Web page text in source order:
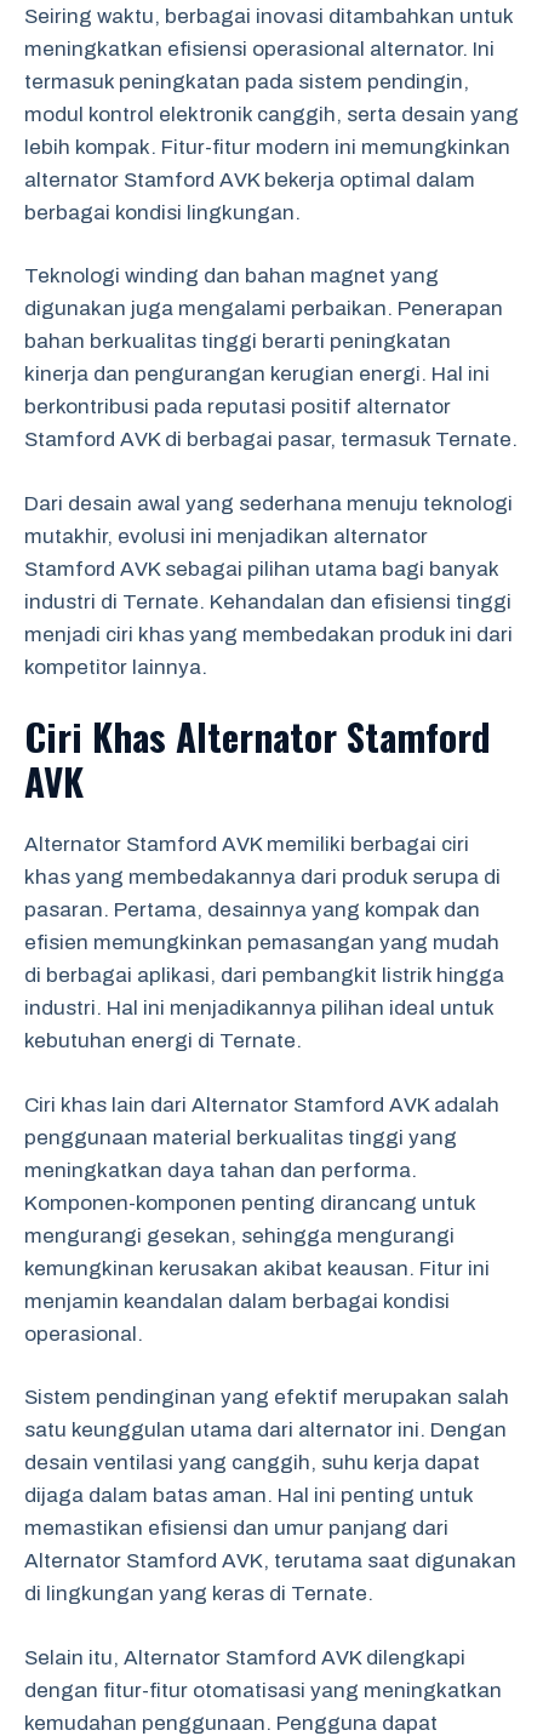
Seiring waktu, berbagai inovasi ditambahkan untuk
meningkatkan efisiensi operasional alternator. Ini
termasuk peningkatan pada sistem pendingin,
modul kontrol elektronik canggih, serta desain yang
lebih kompak. Fitur-fitur modern ini memungkinkan
alternator Stamford AVK bekerja optimal dalam
berbagai kondisi lingkungan.
Teknologi winding dan bahan magnet yang
digunakan juga mengalami perbaikan. Penerapan
bahan berkualitas tinggi berarti peningkatan
kinerja dan pengurangan kerugian energi. Hal ini
berkontribusi pada reputasi positif alternator
Stamford AVK di berbagai pasar, termasuk Ternate.
Dari desain awal yang sederhana menuju teknologi
mutakhir, evolusi ini menjadikan alternator
Stamford AVK sebagai pilihan utama bagi banyak
industri di Ternate. Kehandalan dan efisiensi tinggi
menjadi ciri khas yang membedakan produk ini dari
kompetitor lainnya.
Ciri Khas Alternator Stamford
AVK
Alternator Stamford AVK memiliki berbagai ciri
khas yang membedakannya dari produk serupa di
pasaran. Pertama, desainnya yang kompak dan
efisien memungkinkan pemasangan yang mudah
di berbagai aplikasi, dari pembangkit listrik hingga
industri. Hal ini menjadikannya pilihan ideal untuk
kebutuhan energi di Ternate.
Ciri khas lain dari Alternator Stamford AVK adalah
penggunaan material berkualitas tinggi yang
meningkatkan daya tahan dan performa.
Komponen-komponen penting dirancang untuk
mengurangi gesekan, sehingga mengurangi
kemungkinan kerusakan akibat keausan. Fitur ini
menjamin keandalan dalam berbagai kondisi
operasional.
Sistem pendinginan yang efektif merupakan salah
satu keunggulan utama dari alternator ini. Dengan
desain ventilasi yang canggih, suhu kerja dapat
dijaga dalam batas aman. Hal ini penting untuk
memastikan efisiensi dan umur panjang dari
Alternator Stamford AVK, terutama saat digunakan
di lingkungan yang keras di Ternate.
Selain itu, Alternator Stamford AVK dilengkapi
dengan fitur-fitur otomatisasi yang meningkatkan
kemudahan penggunaan. Pengguna dapat